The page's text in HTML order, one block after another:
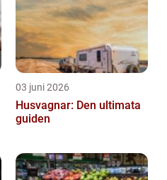
03 juni 2026
Husvagnar: Den ultimata
guiden